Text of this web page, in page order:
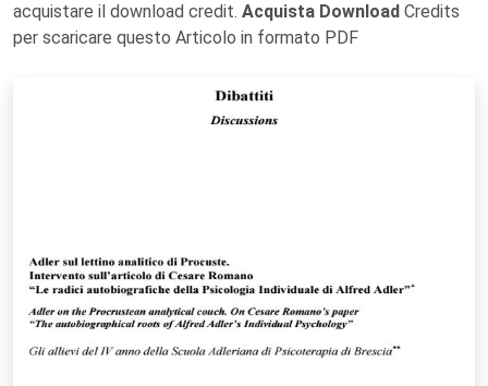
acquistare il download credit. Acquista Download Credits
per scaricare questo Articolo in formato PDF